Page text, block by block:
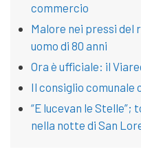
commercio
Malore nei pressi del
uomo di 80 anni
Ora è ufficiale: il
Il consiglio comunale
“E lucevan le Stelle”;
nella notte di San